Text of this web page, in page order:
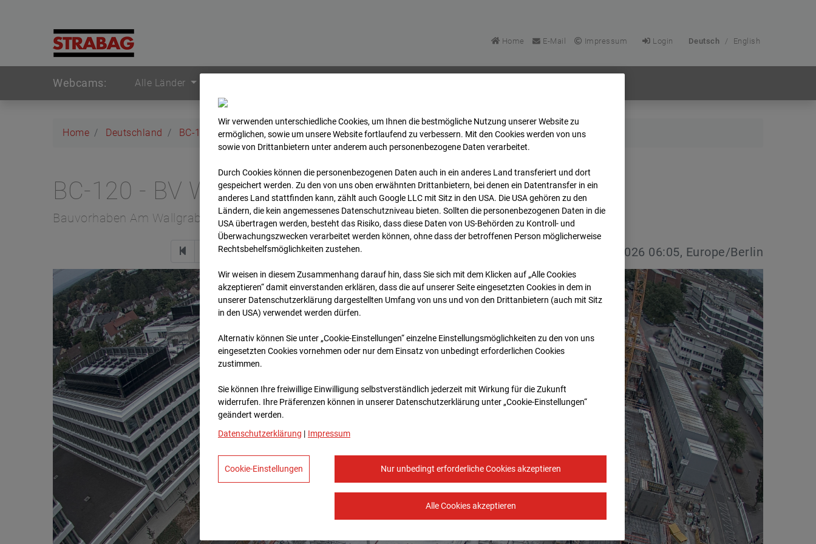
Home E-Mail Impressum Login Deutsch / English
Webcams: Alle Länder
Home Deutschland BC-120 - BV W2 Campus BT 1-3 Archiv 2026 07 08 06:05
BC-120 - BV W2 Campus BT 1-3
Bauvorhaben Am Wallgraben 99, 70565 Stuttgart
Zur Übersicht 08.07.2026 06:05, Europe/Berlin
Wir verwenden unterschiedliche Cookies, um Ihnen die best­mögliche Nutzung unserer Website zu
ermöglichen, sowie um unsere Website fortlaufend zu verbessern. Mit den Cookies werden von uns
sowie von Drittanbietern unter anderem auch personenbezogene Daten verarbeitet.
Durch Cookies können die personenbezogenen Daten auch in ein anderes Land transferiert und dort
gespeichert werden. Zu den von uns oben erwähnten Drittanbietern, bei denen ein Datentransfer in ein
anderes Land stattfinden kann, zählt auch Google LLC mit Sitz in den USA. Die USA gehören zu den
Ländern, die kein angemessenes Datenschutzniveau bieten. Sollten die personenbezogenen Daten in die
USA übertragen werden, besteht das Risiko, dass diese Daten von US-Behörden zu Kontroll- und
Überwachungszwecken verarbeitet werden können, ohne dass der betroffenen Person möglicherweise
Rechtsbehelfsmöglichkeiten zustehen.
Wir weisen in diesem Zusammenhang darauf hin, dass Sie sich mit dem Klicken auf „Alle Cookies
akzeptieren“ damit ein­ver­standen erklären, dass die auf unserer Seite eingesetzten Cookies in dem in
unserer Datenschutzerklärung dargestellten Umfang von uns und von den Drittanbietern (auch mit Sitz
in den USA) verwendet werden dürfen.
Alternativ können Sie unter „Cookie-Einstellungen“ einzelne Einstellungsmöglichkeiten zu den von uns
eingesetzten Cookies vornehmen oder nur dem Einsatz von unbedingt erforderlichen Cookies
zustimmen.
Sie können Ihre freiwillige Einwilligung selbstverständlich jederzeit mit Wirkung für die Zukunft
widerrufen. Ihre Prä­fe­renzen können in unserer Datenschutzerklärung unter „Cookie-Einstellungen“
geändert werden.
Datenschutzerklärung | Impressum
Nur unbedingt erforderliche Cookies akzeptieren
Alle Cookies akzeptieren
Cookie-Einstellungen